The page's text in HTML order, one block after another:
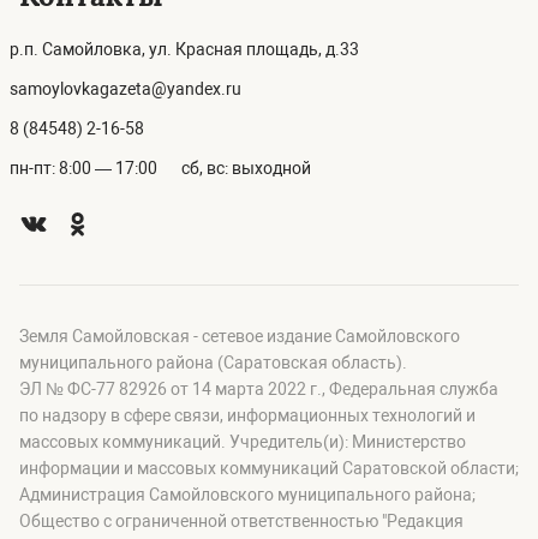
р.п. Самойловка, ул. Красная площадь, д.33
samoylovkagazeta@yandex.ru
8 (84548) 2-16-58
пн-пт: 8:00 — 17:00 сб, вс: выходной
Земля Самойловская - сетевое издание Самойловского
муниципального района (Саратовская область).
ЭЛ № ФС-77 82926 от 14 марта 2022 г., Федеральная служба
по надзору в сфере связи, информационных технологий и
массовых коммуникаций. Учредитель(и): Министерство
информации и массовых коммуникаций Саратовской области;
Администрация Самойловского муниципального района;
Общество с ограниченной ответственностью "Редакция